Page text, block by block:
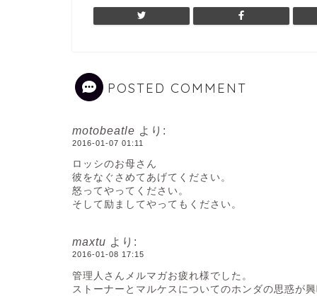
POSTED COMMENT
motobeatle より:
2016-01-07 01:11
ロッシのお母さん
彼をなぐさめてあげてください。
怒ってやってください。
そして励ましてやってもください。
maxtu より:
2016-01-08 17:15
管理人さんメルマガお疲れ様でした。
ストーナーとマルケスについてのホンダの思惑が